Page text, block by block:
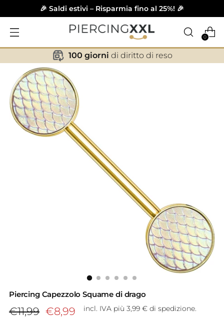
🎉 Saldi estivi – Risparmia fino al 25%! 🎉
0
✕
100 giorni di diritto di reso
Piercing Capezzolo Squame di drago
Prezzo
€11,99 €8,99 incl. IVA più 3,99 € di spedizione.